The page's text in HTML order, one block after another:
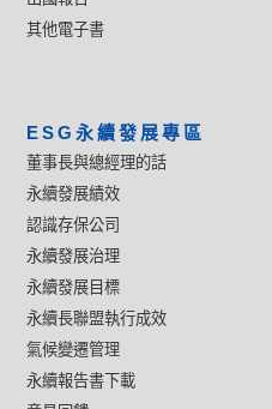
其他電子書
ESG永續發展專區
董事長與總經理的話
永續發展績效
認識存保公司
永續發展治理
永續發展目標
永續長聯盟執行成效
氣候變遷管理
永續報告書下載